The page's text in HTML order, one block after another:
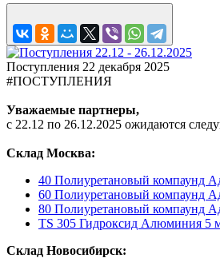
Поступления 22 декабря 2025
#ПОСТУПЛЕНИЯ
Уважаемые партнеры,
с 22.12 по 26.12.2025 ожидаются
Склад Москва:
40 Полиуретановый компаунд
60 Полиуретановый компаунд
80 Полиуретановый компаунд
TS 305 Гидроксид Алюминия 5
Склад Новосибирск: